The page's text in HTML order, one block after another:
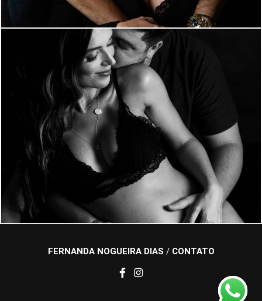
870 0
FERNANDA NOGUEIRA DIAS / CONTATO